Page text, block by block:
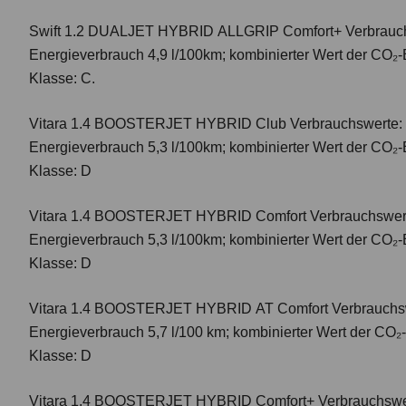
Swift 1.2 DUALJET HYBRID ALLGRIP Comfort+
Energieverbrauch 4,9 l/100km; kombinierter Wert der
Klasse: C.
Vitara 1.4 BOOSTERJET HYBRID Club
Energieverbrauch 5,3 l/100km; kombinierter Wert der
Klasse: D
Vitara 1.4 BOOSTERJET HYBRID Comfort
Energieverbrauch 5,3 l/100km; kombinierter Wert der
Klasse: D
Vitara 1.4 BOOSTERJET HYBRID AT Comfort
Energieverbrauch 5,7 l/100 km; kombinierter Wert der
Klasse: D
Vitara 1.4 BOOSTERJET HYBRID Comfort+